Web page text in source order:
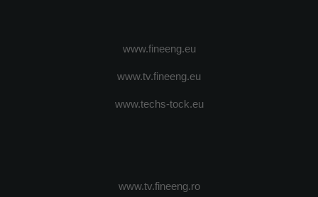
www.fineeng.eu
www.tv.fineeng.eu
www.techs-tock.eu
www.tv.fineeng.ro